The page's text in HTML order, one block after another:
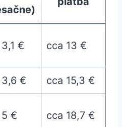
€ cca 13 €
€ cca 15,3 €
€ cca 18,7 €